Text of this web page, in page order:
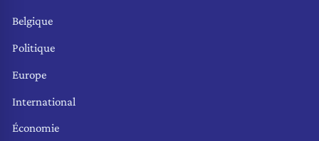
Belgique
Politique
Europe
International
Économie